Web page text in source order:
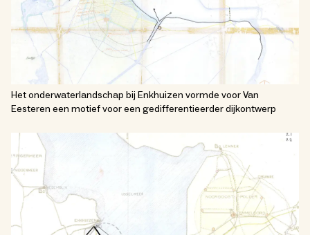
Het onderwaterlandschap bij Enkhuizen vormde voor Van
Eesteren een motief voor een gedifferentieerder dijkontwerp